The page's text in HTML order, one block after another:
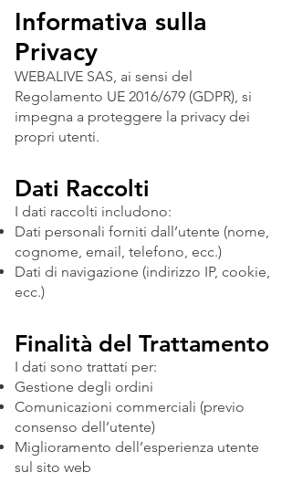
Informativa sulla
Privacy
WEBALIVE SAS, ai sensi del
Regolamento UE 2016/679 (GDPR), si
impegna a proteggere la privacy dei
propri utenti.
Dati Raccolti
I dati raccolti includono:
Dati personali forniti dall’utente (nome,
cognome, email, telefono, ecc.)
Dati di navigazione (indirizzo IP, cookie,
ecc.)
Finalità del Trattamento
I dati sono trattati per:
Gestione degli ordini
Comunicazioni commerciali (previo
consenso dell’utente)
Miglioramento dell’esperienza utente
sul sito web